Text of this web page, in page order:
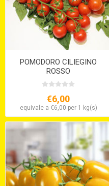
POMODORO CILIEGINO
ROSSO
€6,00
equivale a €6,00 per 1 kg(s)